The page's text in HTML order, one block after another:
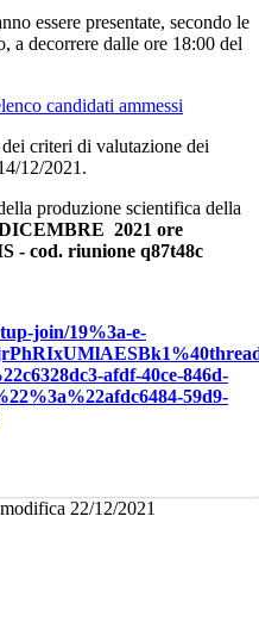
essere presentate, secondo le
a decorrere dalle ore 18:00 del
candidati ammessi
criteri di valutazione dei
12/2021.
produzione scientifica della
2021 ore
- cod. riunione q87t48c
join/19%3a-e-
afdf-40ce-846d-
59d9-
22/12/2021